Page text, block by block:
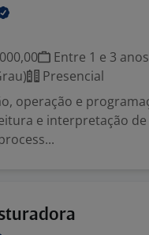
Entre 1 e 3 anos
Presencial
operação e
e interpretação